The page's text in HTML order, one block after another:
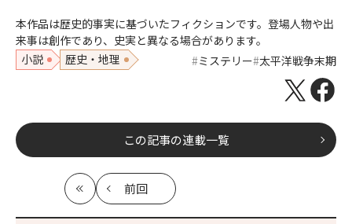
本作品は歴史的事実に基づいたフィクションです。登場人物や出
来事は創作であり、史実と異なる場合があります。
小説
歴史・地理 ミステリー 太平洋戦争末期
この記事の連載一覧
最
初
前回
記